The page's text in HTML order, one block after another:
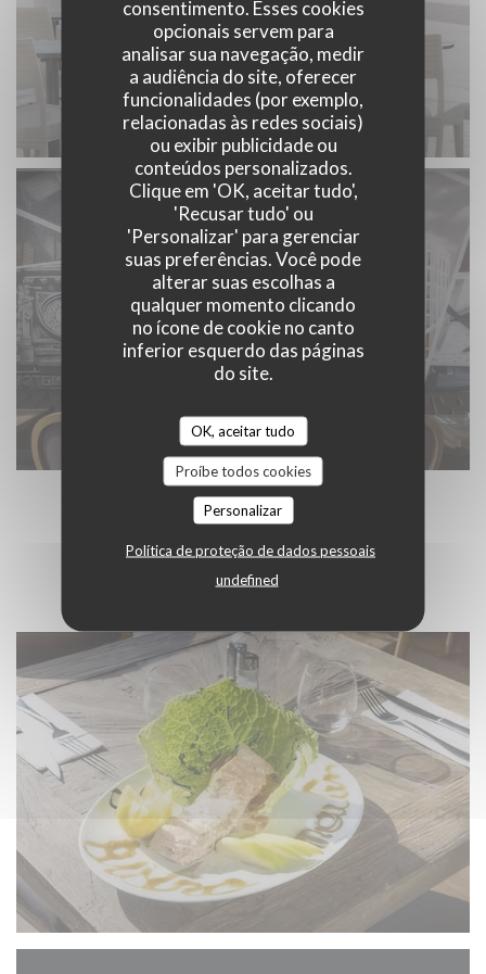
consentimento. Esses cookies
opcionais servem para
analisar sua navegação, medir
a audiência do site, oferecer
funcionalidades (por exemplo,
relacionadas às redes sociais)
ou exibir publicidade ou
conteúdos personalizados.
Clique em 'OK, aceitar tudo',
'Recusar tudo' ou
'Personalizar' para gerenciar
suas preferências. Você pode
alterar suas escolhas a
qualquer momento clicando
no ícone de cookie no canto
inferior esquerdo das páginas
do site.
OK, aceitar tudo
Proíbe todos cookies
Personalizar
Política de proteção de dados pessoais
undefined
CÔTÉ CUISINE